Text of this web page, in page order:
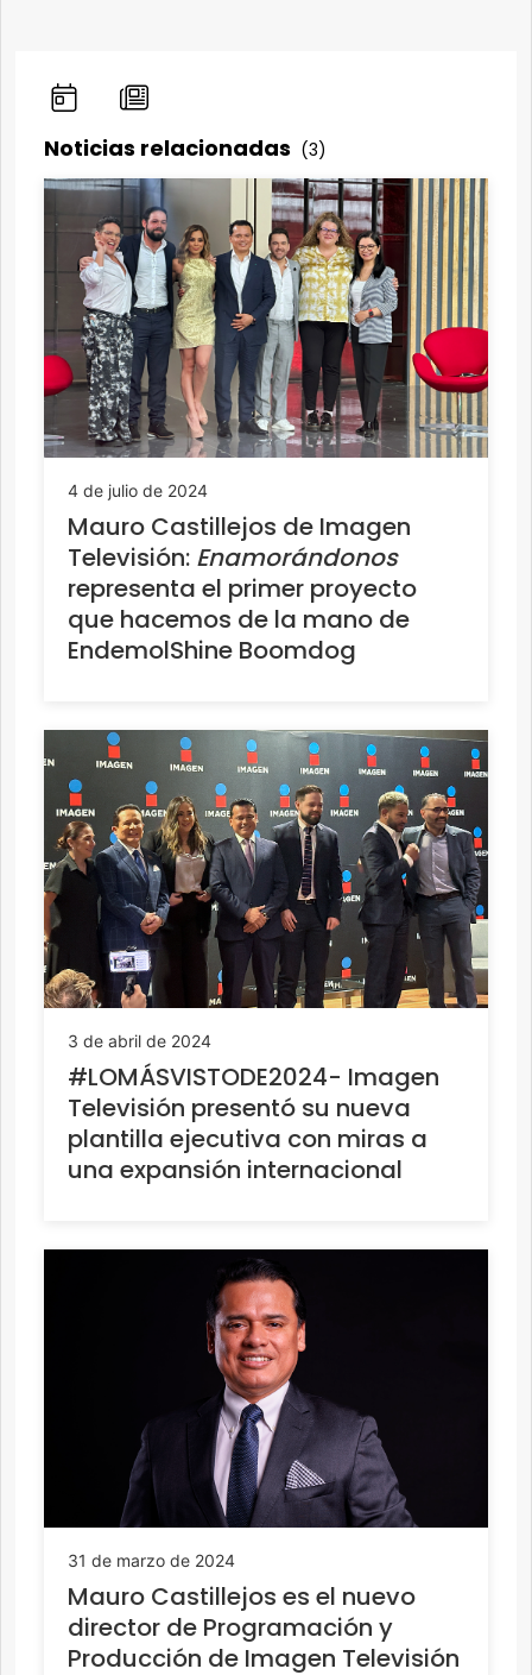
Noticias relacionadas (3)
4 de julio de 2024
Mauro Castillejos de Imagen
Televisión: Enamorándonos
representa el primer proyecto
que hacemos de la mano de
EndemolShine Boomdog
3 de abril de 2024
#LOMÁSVISTODE2024- Imagen
Televisión presentó su nueva
plantilla ejecutiva con miras a
una expansión internacional
31 de marzo de 2024
Mauro Castillejos es el nuevo
director de Programación y
Producción de Imagen Televisión